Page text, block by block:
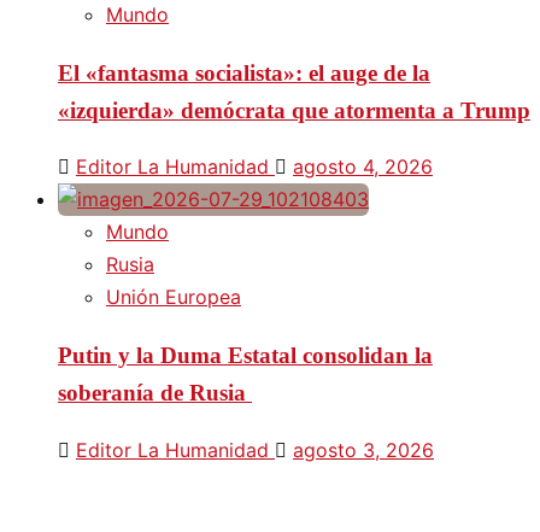
Mundo
El «fantasma socialista»: el auge de la
«izquierda» demócrata que atormenta a Trump
Editor La Humanidad agosto 4, 2026
Mundo
Rusia
Unión Europea
Putin y la Duma Estatal consolidan la
soberanía de Rusia
Editor La Humanidad agosto 3, 2026